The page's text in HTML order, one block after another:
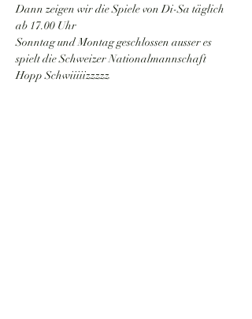
Dann zeigen wir die Spiele von Di-Sa täglich
ab 17.00 Uhr
Sonntag und Montag geschlossen ausser es
spielt die Schweizer Nationalmannschaft
Hopp Schwiiiiizzzzz